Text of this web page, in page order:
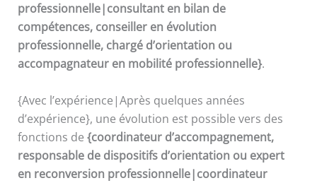
professionnelle|consultant en bilan de
compétences, conseiller en évolution
professionnelle, chargé d’orientation ou
accompagnateur en mobilité professionnelle}.
{Avec l’expérience|Après quelques années
d’expérience}, une évolution est possible vers des
fonctions de {coordinateur d’accompagnement,
responsable de dispositifs d’orientation ou expert
en reconversion professionnelle|coordinateur